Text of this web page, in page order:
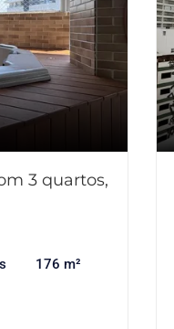
3 quartos,
176 m²